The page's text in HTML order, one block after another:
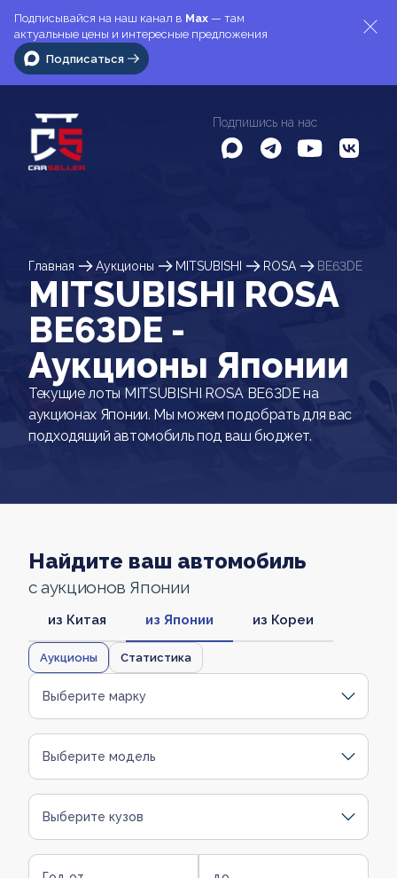
Подписывайся на наш канал в Max — там
актуальные цены и интересные предложения
Подписаться
Подпишись на нас
Главная Аукционы MITSUBISHI ROSA BE63DE
MITSUBISHI ROSA
BE63DE -
Аукционы Японии
Текущие лоты MITSUBISHI ROSA BE63DE на
аукционах Японии. Мы можем подобрать для вас
подходящий автомобиль под ваш бюджет.
Найдите ваш автомобиль
с аукционов Японии
из Китая из Японии из Кореи
Аукционы Статистика
Выберите марку
Выберите модель
Выберите кузов